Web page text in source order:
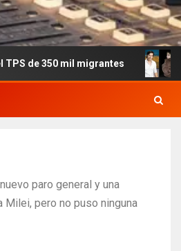
migrantes El romance
paro general y una
Milei, pero no puso ninguna